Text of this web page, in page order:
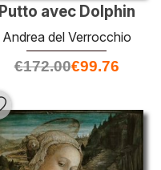
Putto avec Dolphin
Andrea del Verrocchio
€172.00€99.76